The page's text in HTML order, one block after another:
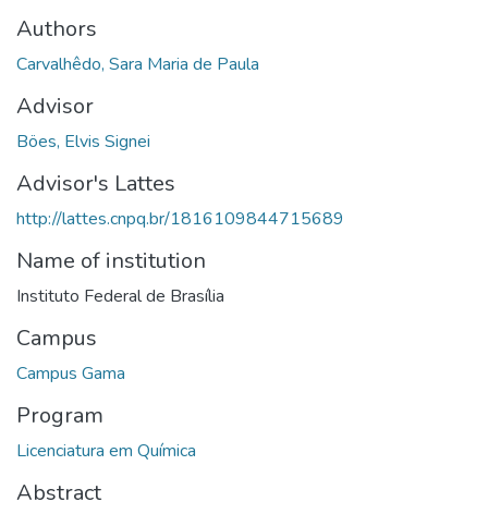
Authors
Carvalhêdo, Sara Maria de Paula
Advisor
Böes, Elvis Signei
Advisor's Lattes
http://lattes.cnpq.br/1816109844715689
Name of institution
Instituto Federal de Brasília
Campus
Campus Gama
Program
Licenciatura em Química
Abstract